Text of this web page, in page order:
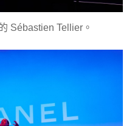
Sébastien Tellier。